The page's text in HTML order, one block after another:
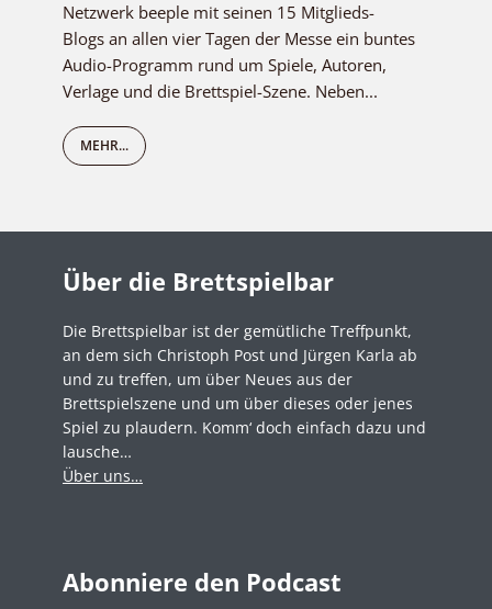
Netzwerk beeple mit seinen 15 Mitglieds-
Blogs an allen vier Tagen der Messe ein buntes
Audio-Programm rund um Spiele, Autoren,
Verlage und die Brettspiel-Szene. Neben...
MEHR...
Über die Brettspielbar
Die Brettspielbar ist der gemütliche Treffpunkt,
an dem sich Christoph Post und Jürgen Karla ab
und zu treffen, um über Neues aus der
Brettspielszene und um über dieses oder jenes
Spiel zu plaudern. Komm‘ doch einfach dazu und
lausche…
Über uns…
Abonniere den Podcast